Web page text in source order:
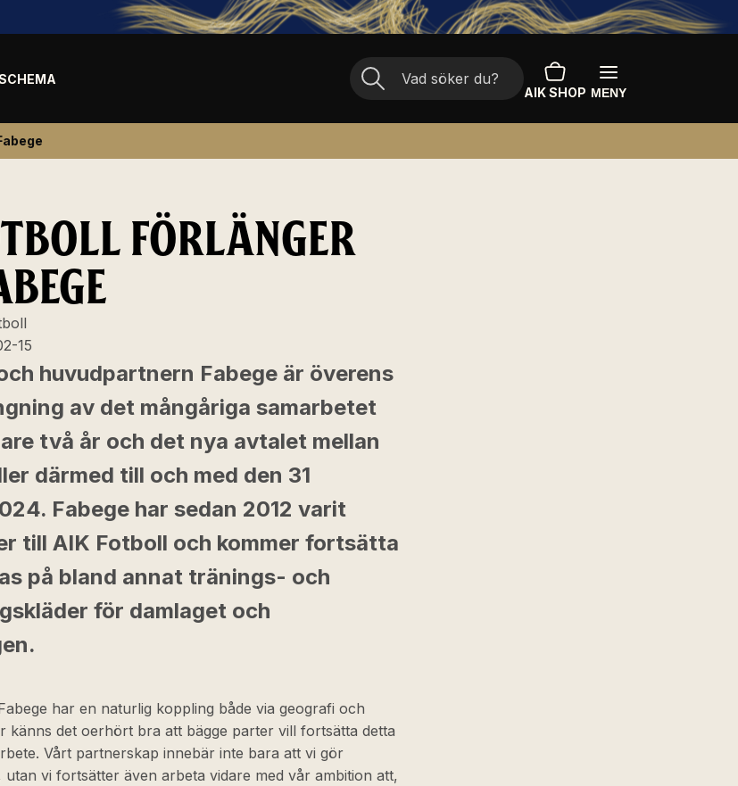
AIK SHOP MENY
FÖRLÄNGER
15
huvudpartnern Fabege är överens
av det mångåriga samarbetet
två år och det nya avtalet mellan
därmed till och med den 31
Fabege har sedan 2012 varit
till AIK Fotboll och kommer fortsätta
på bland annat tränings- och
för damlaget och
har en naturlig koppling både via geografi och
känns det oerhört bra att bägge parter vill fortsätta detta
Vårt partnerskap innebär inte bara att vi gör
vi fortsätter även arbeta vidare med vår ambition att,